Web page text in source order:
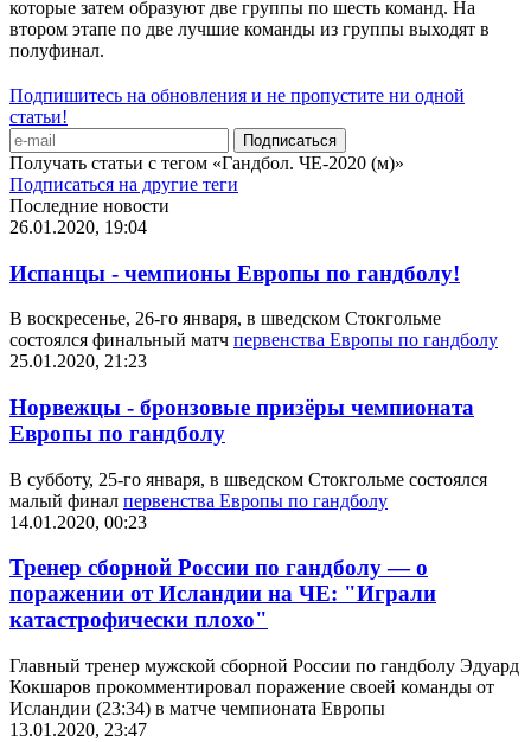
которые затем образуют две группы по шесть команд. На
втором этапе по две лучшие команды из группы выходят в
полуфинал.
Подпишитесь на обновления и не пропустите ни одной
статьи!
Получать статьи с тегом «Гандбол. ЧЕ-2020 (м)»
Подписаться на другие теги
Последние новости
26.01.2020, 19:04
Испанцы - чемпионы Европы по гандболу!
В воскресенье, 26-го января, в шведском Стокгольме
состоялся финальный матч первенства Европы по гандболу
25.01.2020, 21:23
Норвежцы - бронзовые призёры чемпионата
Европы по гандболу
В субботу, 25-го января, в шведском Стокгольме состоялся
малый финал первенства Европы по гандболу
14.01.2020, 00:23
Тренер сборной России по гандболу — о
поражении от Исландии на ЧЕ: "Играли
катастрофически плохо"
Главный тренер мужской сборной России по гандболу Эдуард
Кокшаров прокомментировал поражение своей команды от
Исландии (23:34) в матче чемпионата Европы
13.01.2020, 23:47